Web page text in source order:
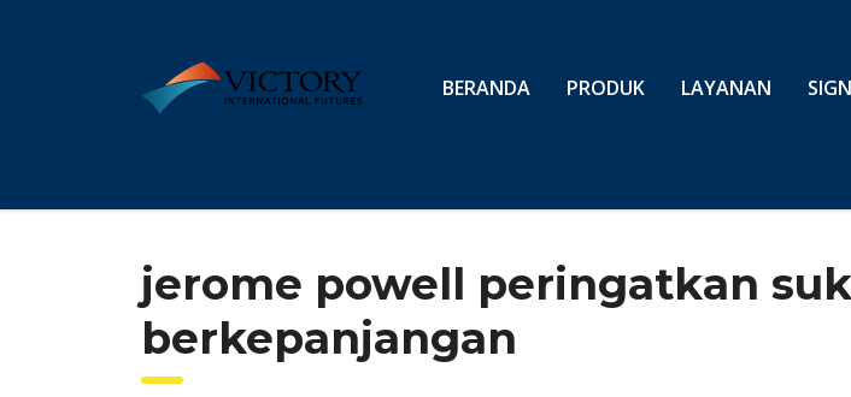
BERANDA PRODUK LAYANAN
jerome powell peringatkan
berkepanjangan